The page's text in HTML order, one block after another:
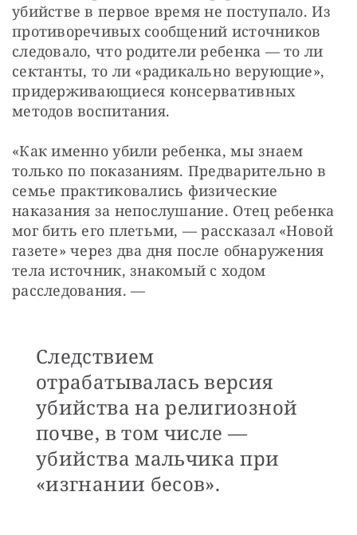
убийстве в первое время не поступало. Из
противоречивых сообщений источников
следовало, что родители ребенка — то ли
сектанты, то ли «радикально верующие»,
придерживающиеся консервативных
методов воспитания.
«Как именно убили ребенка, мы знаем
только по показаниям. Предварительно в
семье практиковались физические
наказания за непослушание. Отец ребенка
мог бить его плетьми, — рассказал «Новой
газете» через два дня после обнаружения
тела источник, знакомый с ходом
расследования. —
Следствием
отрабатывалась версия
убийства на религиозной
почве, в том числе —
убийства мальчика при
«изгнании бесов».